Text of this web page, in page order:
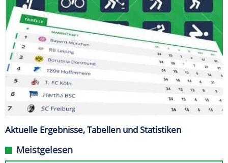
Aktuelle Ergebnisse, Tabellen und Statistiken
Meistgelesen